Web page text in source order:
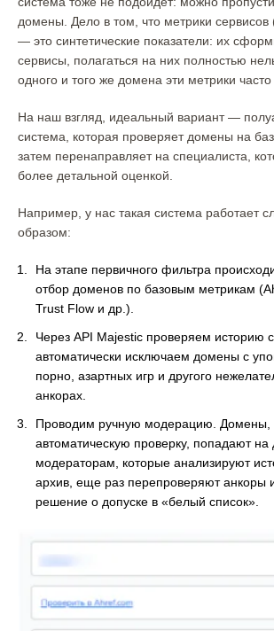
домены. Дело в том, что метрики сервисов
— это синтетические показатели: их
сервисы, полагаться на них полностью
одного и того же домена эти метрики часто
На наш взгляд, идеальный вариант —
система, которая проверяет домены на
затем перенаправляет на специалиста,
более детальной оценкой.
Например, у нас такая система работает
образом:
На этапе первичного фильтра
отбор доменов по базовым метрикам
Trust Flow и др.).
Через API Majestic проверяем историю
автоматически исключаем домены с
порно, азартных игр и другого
анкорах.
Проводим ручную модерацию. Домены,
автоматическую проверку, попадают
модераторам, которые анализируют
архив, еще раз перепроверяют анкоры
решение о допуске в «белый список».